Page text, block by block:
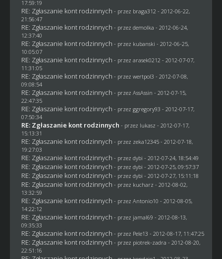
17:59:19
RE: Zgłaszanie kont rodzinnych - przez braga312 - 2012-06-22,
21:56:47
RE: Zgłaszanie kont rodzinnych - przez demolka - 2012-06-24,
12:37:40
RE: Zgłaszanie kont rodzinnych - przez kubanski - 2012-06-25,
10:05:07
RE: Zgłaszanie kont rodzinnych - przez arasek0212 - 2012-07-07,
11:31:05
RE: Zgłaszanie kont rodzinnych - przez wertpol3 - 2012-07-08,
09:08:54
RE: Zgłaszanie kont rodzinnych - przez AssAssin - 2012-07-15,
22:47:35
RE: Zgłaszanie kont rodzinnych - przez ggregory93 - 2012-07-17,
07:50:34
RE: Zgłaszanie kont rodzinnych - przez lukasz - 2012-07-17,
15:13:31
RE: Zgłaszanie kont rodzinnych - przez zeka12345- 2012-07-18,
19:27:03
RE: Zgłaszanie kont rodzinnych - przez dybi - 2012-07-24, 18:54:49
RE: Zgłaszanie kont rodzinnych - przez dybi - 2012-07-25, 09:57:37
RE: Zgłaszanie kont rodzinnych - przez dybi - 2012-07-27, 15:11:18
RE: Zgłaszanie kont rodzinnych - przez kucharz - 2012-08-02,
13:32:59
RE: Zgłaszanie kont rodzinnych - przez Antonio10 - 2012-08-05,
14:22:12
RE: Zgłaszanie kont rodzinnych - przez jamal69 - 2012-08-13,
09:35:33
RE: Zgłaszanie kont rodzinnych - przez Pele13 - 2012-08-17, 11:47:25
RE: Zgłaszanie kont rodzinnych - przez piotrek-zadra - 2012-08-20,
22:51:16